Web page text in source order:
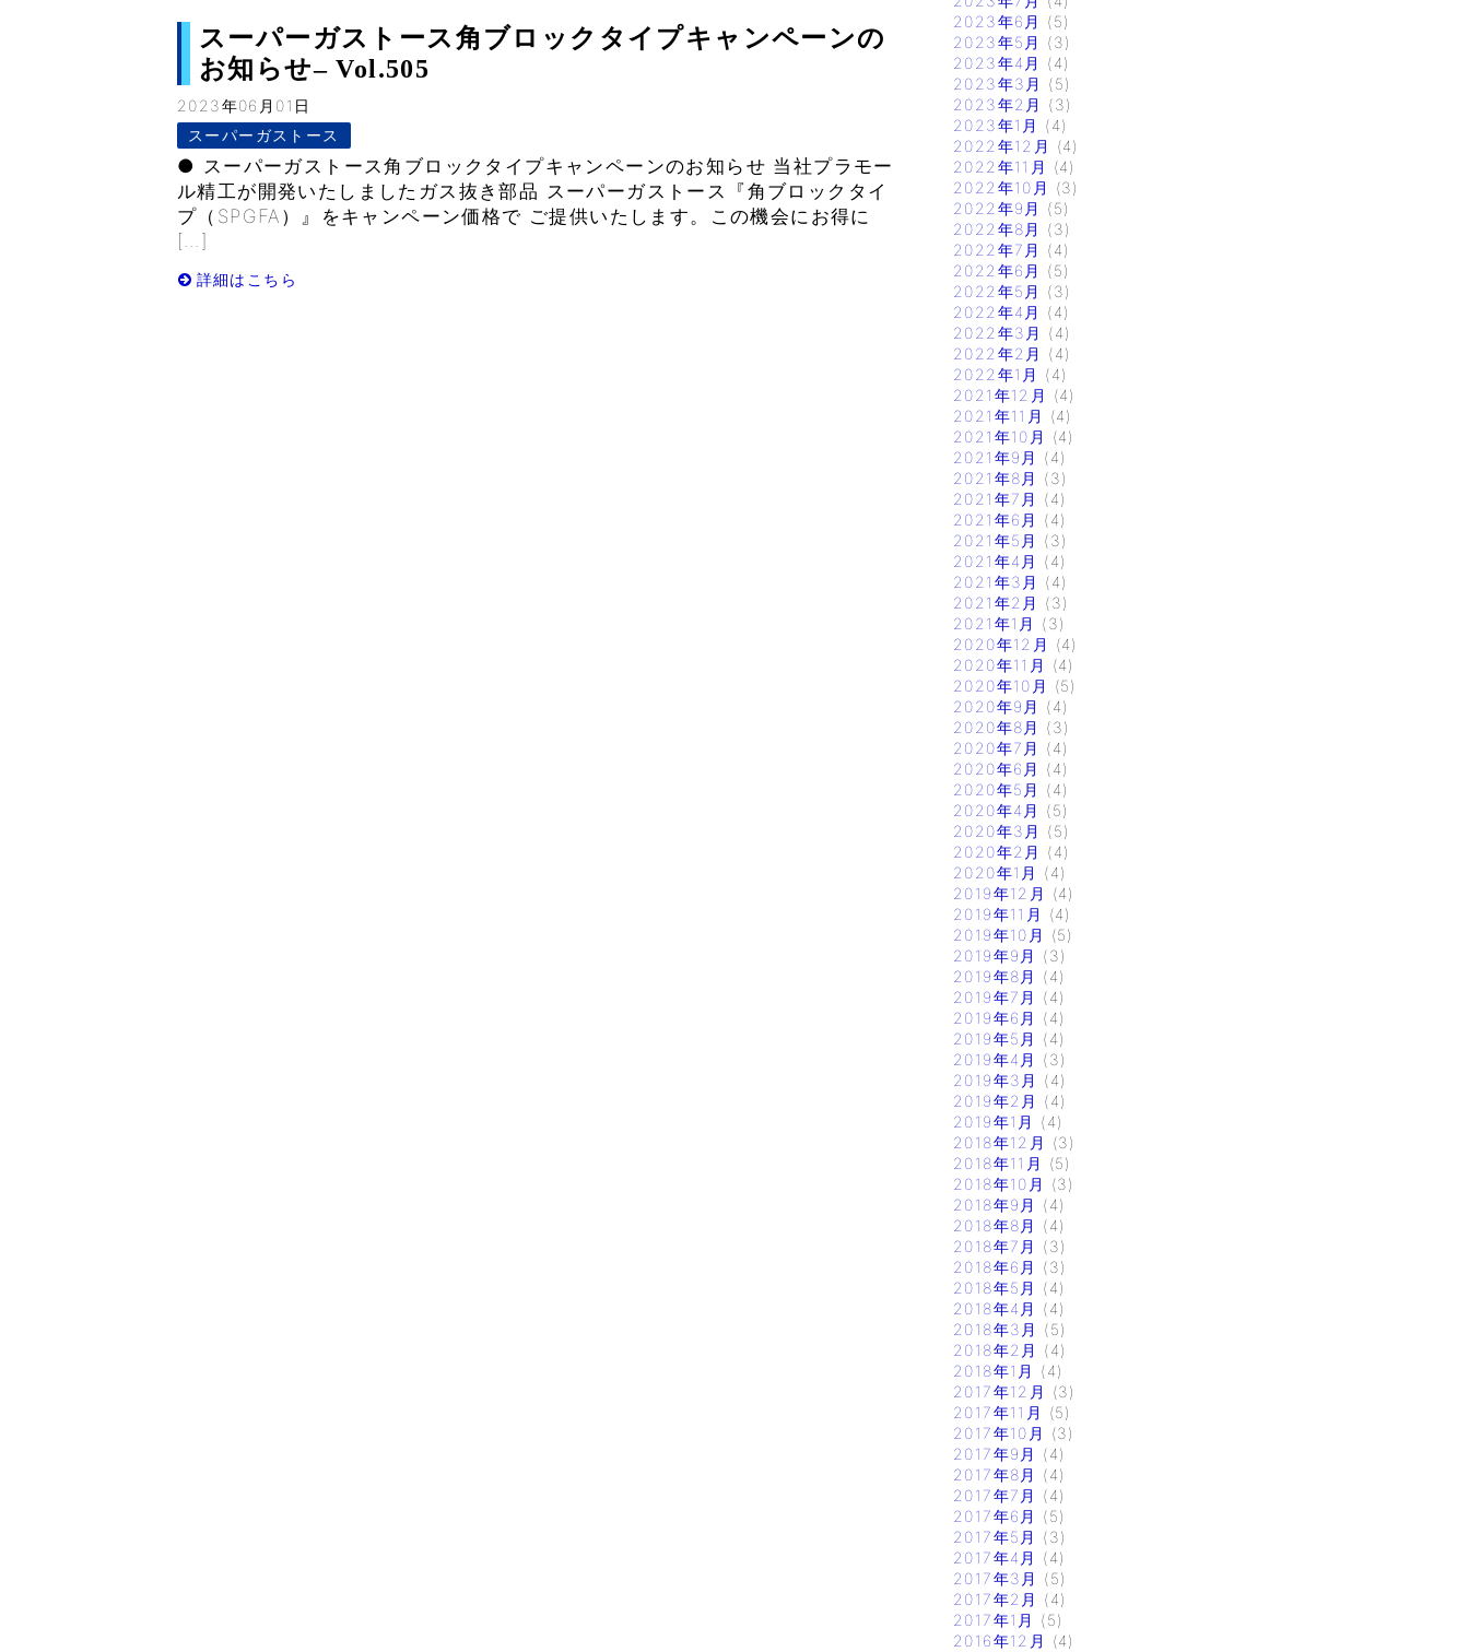
スーパーガストース角ブロックタイプキャンペーンの
お知らせ– Vol.505
2023年06月01日
スーパーガストース
● スーパーガストース角ブロックタイプキャンペーンのお知らせ 当社プラモー
ル精工が開発いたしましたガス抜き部品 スーパーガストース『角ブロックタイ
プ（SPGFA）』をキャンペーン価格で ご提供いたします。この機会にお得に
[…]
詳細はこちら
2023年6月
(5)
2023年5月
(3)
2023年4月
(4)
2023年3月
(5)
2023年2月
(3)
2023年1月
(4)
2022年12月
(4)
2022年11月
(4)
2022年10月
(3)
2022年9月
(5)
2022年8月
(3)
2022年7月
(4)
2022年6月
(5)
2022年5月
(3)
2022年4月
(4)
2022年3月
(4)
2022年2月
(4)
2022年1月
(4)
2021年12月
(4)
2021年11月
(4)
2021年10月
(4)
2021年9月
(4)
2021年8月
(3)
2021年7月
(4)
2021年6月
(4)
2021年5月
(3)
2021年4月
(4)
2021年3月
(4)
2021年2月
(3)
2021年1月
(3)
2020年12月
(4)
2020年11月
(4)
2020年10月
(5)
2020年9月
(4)
2020年8月
(3)
2020年7月
(4)
2020年6月
(4)
2020年5月
(4)
2020年4月
(5)
2020年3月
(5)
2020年2月
(4)
2020年1月
(4)
2019年12月
(4)
2019年11月
(4)
2019年10月
(5)
2019年9月
(3)
2019年8月
(4)
2019年7月
(4)
2019年6月
(4)
2019年5月
(4)
2019年4月
(3)
2019年3月
(4)
2019年2月
(4)
2019年1月
(4)
2018年12月
(3)
2018年11月
(5)
2018年10月
(3)
2018年9月
(4)
2018年8月
(4)
2018年7月
(3)
2018年6月
(3)
2018年5月
(4)
2018年4月
(4)
2018年3月
(5)
2018年2月
(4)
2018年1月
(4)
2017年12月
(3)
2017年11月
(5)
2017年10月
(3)
2017年9月
(4)
2017年8月
(4)
2017年7月
(4)
2017年6月
(5)
2017年5月
(3)
2017年4月
(4)
2017年3月
(5)
2017年2月
(4)
2017年1月
(5)
2016年12月
(4)